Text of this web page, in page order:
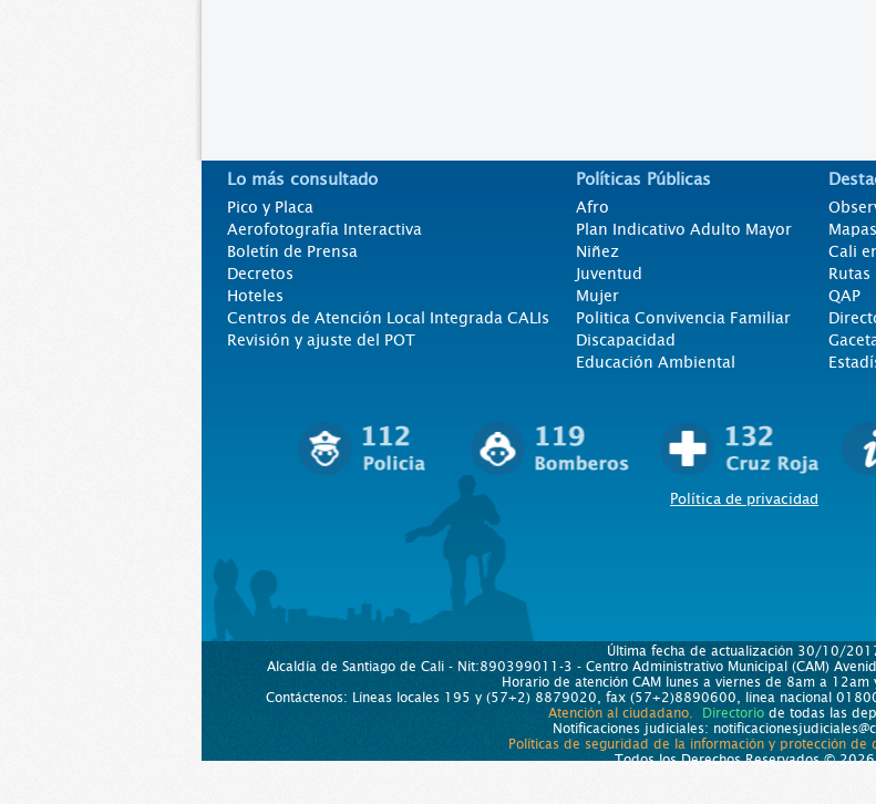
Lo más consultado
Pico y Placa
Aerofotografía Interactiva
Boletín de Prensa
Decretos
Hoteles
Centros de Atención Local Integrada CALIs
Revisión y ajuste del POT
Políticas Públicas
Afro
Plan Indicativo Adulto Mayor
Niñez
Juventud
Mujer
Politica Convivencia Familiar
Discapacidad
Educación Ambiental
Cali
Rutas
QAP
Política de privacidad
Última fecha de actualización 30/10/
Alcaldía de Santiago de Cali - Nit:890399011-3 - Centro Administrativo Municipal (CAM)
Horario de atención CAM lunes a viernes de 8am a
Contáctenos: Líneas locales 195 y (57+2) 8879020, fax (57+2)8890600, línea nacional
Atención al ciudadano. Directoriode todas las
Notificaciones judiciales:
Políticas de seguridad de la información y protección de
Todos los Derechos Reservados © 2026